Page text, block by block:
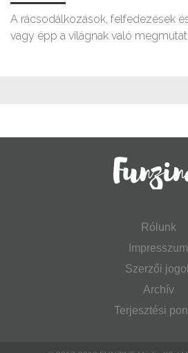
A rácsodálkozások, felfedezések
vagy épp a világnak való
Rólunk
Impresszum
Szerzői
Archív
Terjesztési